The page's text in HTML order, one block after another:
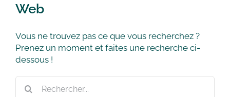
Web
Vous ne trouvez pas ce que vous recherchez ?
Prenez un moment et faites une recherche ci-
dessous !